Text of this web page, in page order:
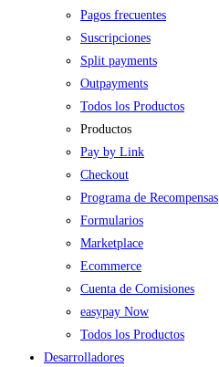
Pagos frecuentes
Suscripciones
Split payments
Outpayments
Todos los Productos
Productos
Pay by Link
Checkout
Programa de Recompensas
Formularios
Marketplace
Ecommerce
Cuenta de Comisiones
easypay Now
Todos los Productos
Desarrolladores